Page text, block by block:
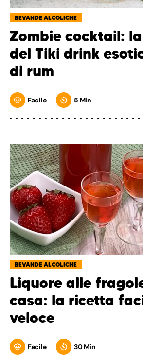
BEVANDE ALCOLICHE
Zombie cocktail:
del Tiki drink
di rum
Facile 5 Min
BEVANDE ALCOLICHE
Liquore alle
casa: la ricetta
veloce
Facile 30 Min